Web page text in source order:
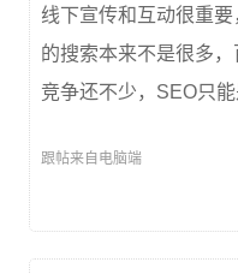
线下宣传和互动很重
的搜索本来不是很多，
竞争还不少，SEO只
跟帖来自电脑端